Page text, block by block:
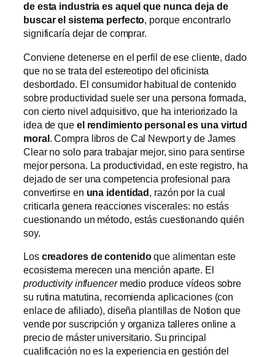
de esta industria es aquel que nunca deja de
buscar el sistema perfecto, porque encontrarlo
significaría dejar de comprar.
Conviene detenerse en el perfil de ese cliente, dado
que no se trata del estereotipo del oficinista
desbordado. El consumidor habitual de contenido
sobre productividad suele ser una persona formada,
con cierto nivel adquisitivo, que ha interiorizado la
idea de que el rendimiento personal es una virtud
moral. Compra libros de Cal Newport y de James
Clear no solo para trabajar mejor, sino para sentirse
mejor persona. La productividad, en este registro, ha
dejado de ser una competencia profesional para
convertirse en una identidad, razón por la cual
criticarla genera reacciones viscerales: no estás
cuestionando un método, estás cuestionando quién
soy.
Los creadores de contenidoque alimentan este
ecosistema merecen una mención aparte. El
productivity influencermedio produce vídeos sobre
su rutina matutina, recomienda aplicaciones (con
enlace de afiliado), diseña plantillas de Notion que
vende por suscripción y organiza talleres online a
precio de máster universitario. Su principal
cualificación no es la experiencia en gestión del